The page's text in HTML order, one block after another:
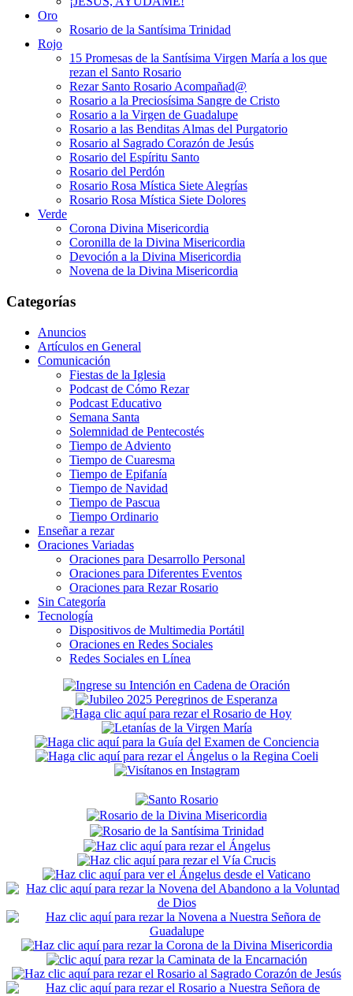
Oro
Rosario de la Santísima Trinidad
Rojo
15 Promesas de la Santísima Virgen María a los que
rezan el Santo Rosario
Rezar Santo Rosario Acompañad@
Rosario a la Preciosísima Sangre de Cristo
Rosario a la Virgen de Guadalupe
Rosario a las Benditas Almas del Purgatorio
Rosario al Sagrado Corazón de Jesús
Rosario del Espíritu Santo
Rosario del Perdón
Rosario Rosa Mística Siete Alegrías
Rosario Rosa Mística Siete Dolores
Verde
Corona Divina Misericordia
Coronilla de la Divina Misericordia
Devoción a la Divina Misericordia
Novena de la Divina Misericordia
Categorías
Anuncios
Artículos en General
Comunicación
Fiestas de la Iglesia
Podcast de Cómo Rezar
Podcast Educativo
Semana Santa
Solemnidad de Pentecostés
Tiempo de Adviento
Tiempo de Cuaresma
Tiempo de Epifanía
Tiempo de Navidad
Tiempo de Pascua
Tiempo Ordinario
Enseñar a rezar
Oraciones Variadas
Oraciones para Desarrollo Personal
Oraciones para Diferentes Eventos
Oraciones para Rezar Rosario
Sin Categoría
Tecnología
Dispositivos de Multimedia Portátil
Oraciones en Redes Sociales
Redes Sociales en Línea
Secondary
Sidebar